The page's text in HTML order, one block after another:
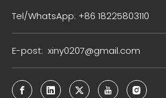
Tel/WhatsApp: +86 18225803110
E-post: xiny0207@gmail.com